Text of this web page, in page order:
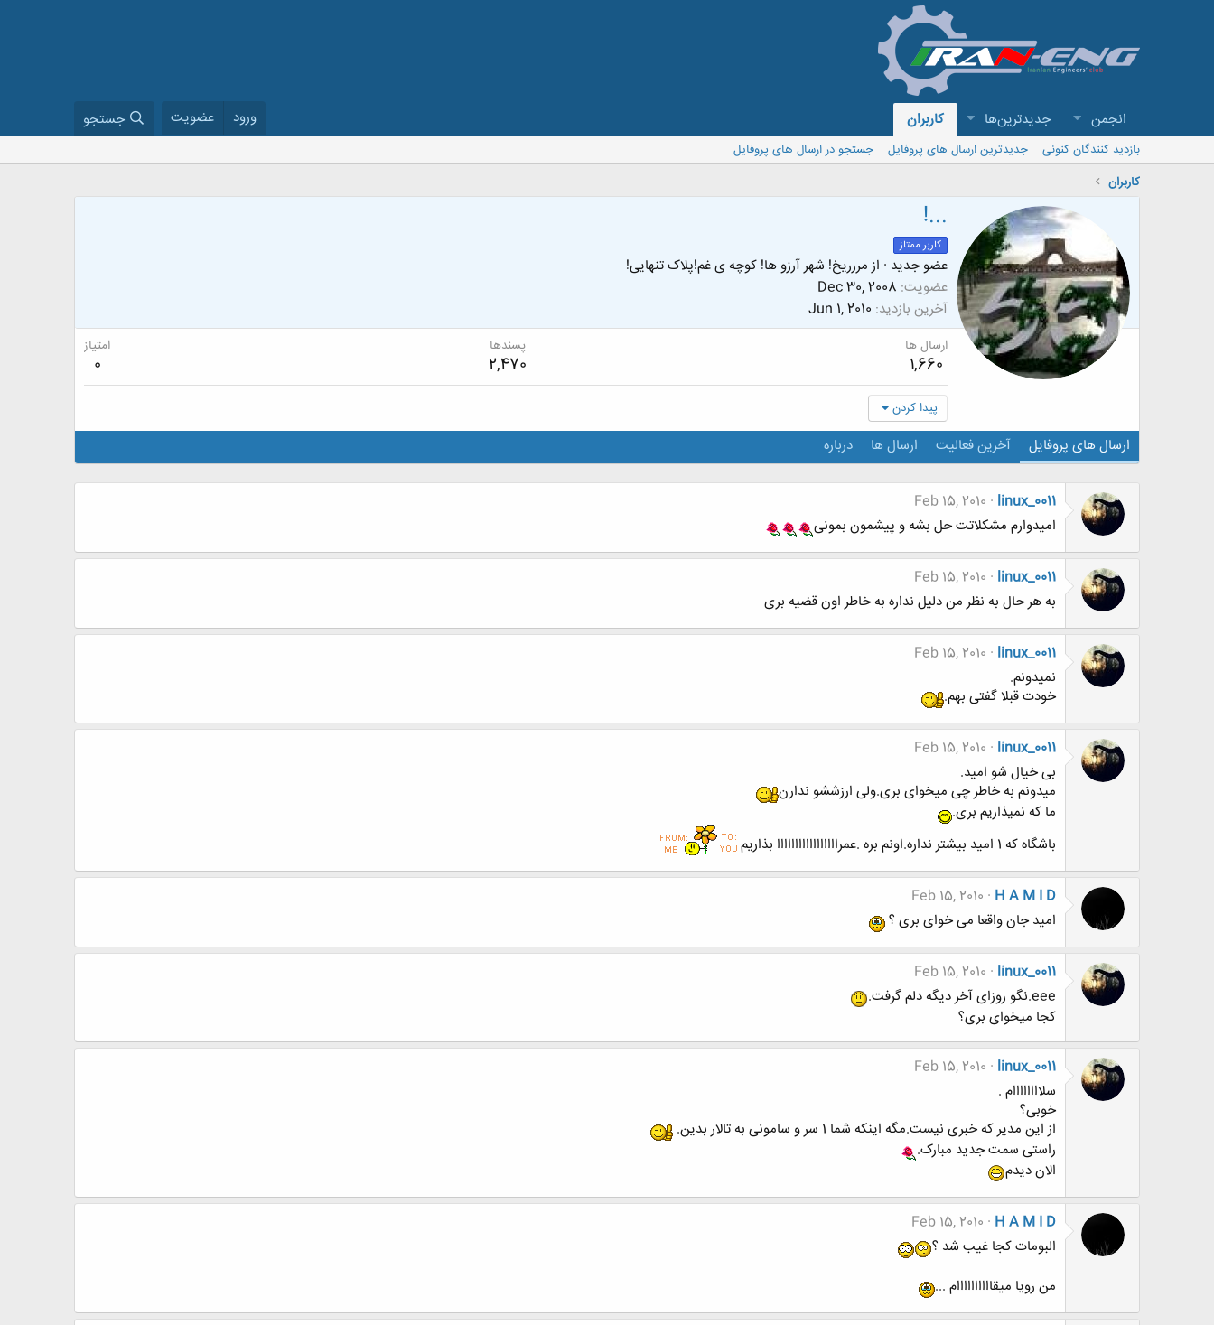
انجمن جدیدترین‌ها کاربران ورود عضویت جستجو
بازدید کنندگان کنونی جدیدترین ارسال های پروفایل
جستجو در ارسال های پروفایل
کاربران
!...
کاربر ممتاز
عضو جدید · از مررریخ! شهر آرزو ها! کوچه ی غم!پلاک تنهایی!
عضویت Dec 30, 2008
آخرین بازدید Jun 1, 2010
ارسال ها
1,660
پسندها
2,470
امتیاز
0
پیدا کردن
ارسال های پروفایل آخرین فعالیت ارسال ها درباره
linux_0011
Feb 15, 2010
امیدوارم مشکلاتت حل بشه و پیشمون بمونی
linux_0011
Feb 15, 2010
به هر حال به نظر من دلیل نداره به خاطر اون قضیه بری
linux_0011
Feb 15, 2010
نمیدونم.
خودت قبلا گفتی بهم.
linux_0011
Feb 15, 2010
بی خیال شو امید.
میدونم به خاطر چی میخوای بری.ولی ارزششو ندارن
ما که نمیذاریم بری.
باشگاه که 1 امید بیشتر نداره.اونم بره .عمرااااااااااااااااا بذاریم
H A M I D
Feb 15, 2010
امید جان واقعا می خوای بری ؟
linux_0011
Feb 15, 2010
eee.نگو روزای آخر دیگه دلم گرفت.
کجا میخوای بری؟
linux_0011
Feb 15, 2010
سلاااااااام .
خوبی؟
از این مدیر که خبری نیست.مگه اینکه شما 1 سر و سامونی به تالار بدین.
راستی سمت جدید مبارک.
الان دیدم
H A M I D
Feb 15, 2010
البومات کجا غیب شد ؟
من رویا میقاااااااااام ...